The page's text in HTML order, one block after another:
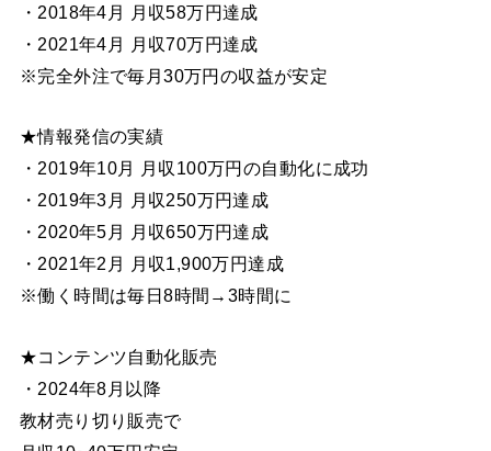
・2018年4月 月収58万円達成
・2021年4月 月収70万円達成
※完全外注で毎月30万円の収益が安定
★情報発信の実績
・2019年10月 月収100万円の自動化に成功
・2019年3月 月収250万円達成
・2020年5月 月収650万円達成
・2021年2月 月収1,900万円達成
※働く時間は毎日8時間→3時間に
★コンテンツ自動化販売
・2024年8月以降
教材売り切り販売で